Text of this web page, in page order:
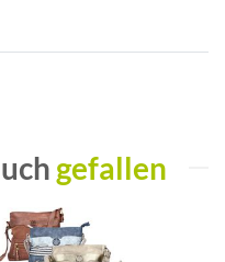
gefallen